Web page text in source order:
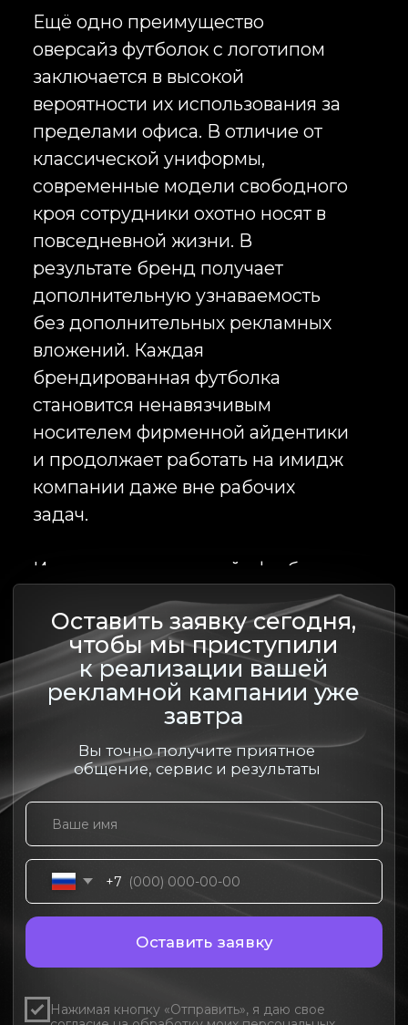
особенно хорошо подходят для
оверсайз футболок с логотипом и
позволяют создавать продукцию,
сопоставимую по качеству с
современными fashion-брендами.
Мы подбираем материалы исходя
из бюджета, сферы деятельности
компании и целей проекта, чтобы
корпоративная одежда
не оставалась лежать на складе.
Почему компании выбирают
Infinity Project
Заказчики ожидают не просто
нанесения логотипа на готовую
футболку. Им необходим
подрядчик, который способен
взять ответственность за весь
Мы сопровождаем клиентов от
идеи до поставки готовой
оптимальные технологии,
контролируем производство,
Мы работаем как с небольшими
тиражами для отдельных
мероприятий, так и с
масштабными проектами
федерального уровня. В
зависимости от задач возможно
размещение заказов на
международных площадках.
Наш опыт позволяет учитывать
особенности корпоративных
закупок, внутренние процедуры
согласования и требования
брендбуков крупных компаний.